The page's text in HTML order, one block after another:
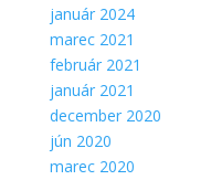
január 2024
marec 2021
február 2021
január 2021
december 2020
jún 2020
marec 2020